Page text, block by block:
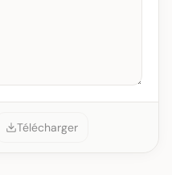
Télécharger